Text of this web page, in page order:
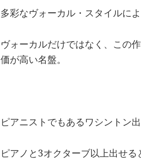
多彩なヴォーカル・スタイルに
ヴォーカルだけではなく、この
価が高い名盤。
ピアニストでもあるワシントン
ピアノと3オクターブ以上出せる